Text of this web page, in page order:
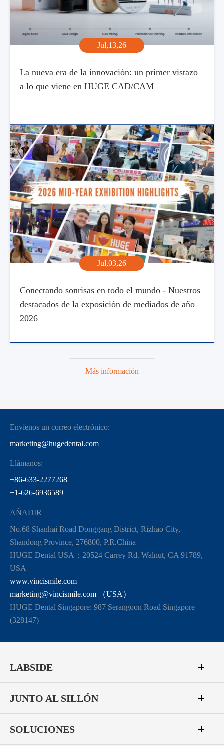
Jul,13,26
La nueva era de la innovación: un primer vistazo
a lo que viene en HUGE CAD/CAM
Jul,03,26
Conectando sonrisas en todo el mundo - Nuestros
destacados de la exposición de mediados de año
2026
Más información
Envíenos un correo electrónico:
marketing@hugedental.com
Llámanos:
+86-633-2277268
+1-626-6936589
AÑADIR
No.68 Shanhai Road Donggang District, Rizhao City,
Shandong Province, 276800, P.R.China
HUGE Dental USA：20524 Carrey Rd. Walnut, CA 91789,
USA
www.vincismile.com
marketing@vincismile.com （USA）
HUGE Dental Singapore: 987 Serangoon Road Singapore
(328147)
LABSIDE
JUNTO AL SILLÓN
SOLUCIONES